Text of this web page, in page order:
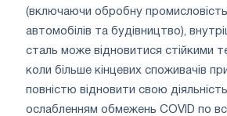
(включаючи обробну
автомобілів та будівництво),
сталь може відновитися стійкими
коли більше кінцевих споживачів
повністю відновити свою
ослабленням обмежень COVID по